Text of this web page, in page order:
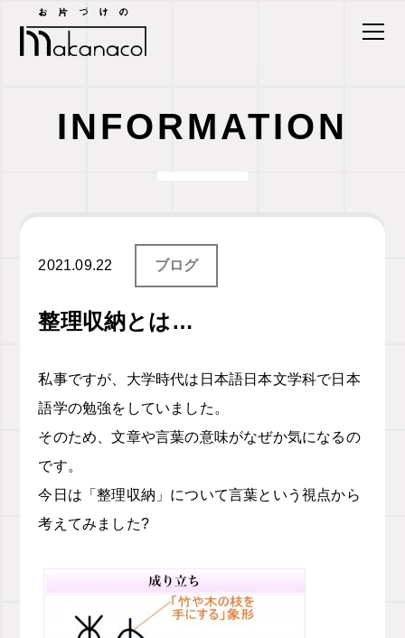
INFORMATION
2021.09.22 ブログ
整理収納とは…
私事ですが、大学時代は日本語日本文学科で日本
語学の勉強をしていました。
そのため、文章や言葉の意味がなぜか気になるの
です。
今日は「整理収納」について言葉という視点から
考えてみました?